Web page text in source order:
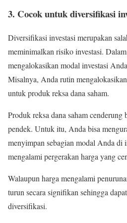
3. Cocok untuk diversifikasi
Diversifikasi investasi merupakan
meminimalkan risiko investasi.
mengalokasikan modal investasi
Misalnya, Anda rutin
untuk produk reksa dana saham.
Produk reksa dana saham
pendek. Untuk itu, Anda bisa
menyimpan sebagian modal Anda di
mengalami pergerakan harga yang
Walaupun harga mengalami
turun secara signifikan sehingga
diversifikasi.